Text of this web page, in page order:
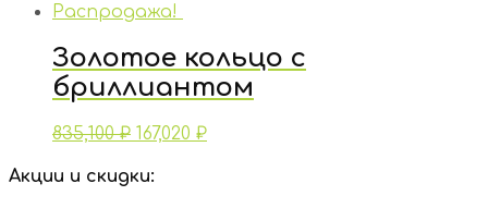
Распродажа!
Золотое кольцо с
бриллиантом
835,100₽ 167,020 ₽
Акции и скидки: